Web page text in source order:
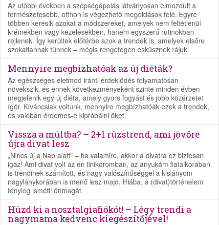
Az utóbbi években a szépségápolás látványosan elmozdult a
természetesebb, otthon is végezhető megoldások felé. Egyre
többen keresik azokat a módszereket, amelyek nem feltétlenül
krémekben vagy kezelésekben, hanem egyszerű rutinokban
rejlenek. Így kerültek előtérbe azok a trendek is, amelyek elsőre
szokatlannak tűnnek – mégis rengetegen esküsznek rájuk.
Mennyire megbízhatóak az új diéták?
Az egészséges életmód iránti érdeklődés folyamatosan
növekszik, és ennek következményeként szinte minden évben
megjelenik egy új diéta, amely gyors fogyást és jobb közérzetet
ígér. Kíváncsiak voltunk, mennyire megbízhatóak ezek a trendek,
és valóban érdemes-e kipróbálni őket.
Vissza a múltba? – 2+1 rúzstrend, ami jövőre
újra divat lesz
„Nincs új a Nap alatt” – ha valamire, akkor a divatra ez biztosan
igaz! Ami divat volt az én tinikoromban, az anyukám fiatalkorában
is trendinek számított, és nagy valószínűséggel a kislányom
nagylánykorában is menő lesz majd. Hiába, a (divat)történelem
tényleg ismétli önmagát.
Húzd ki a nosztalgiafiókót! – Légy trendi a
nagymama kedvenc kiegészítőjével!